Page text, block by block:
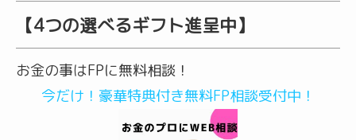
【4つの選べるギフト進呈中】
お金の事はFPに無料相談！
今だけ！豪華特典付き無料FP相談受付中！